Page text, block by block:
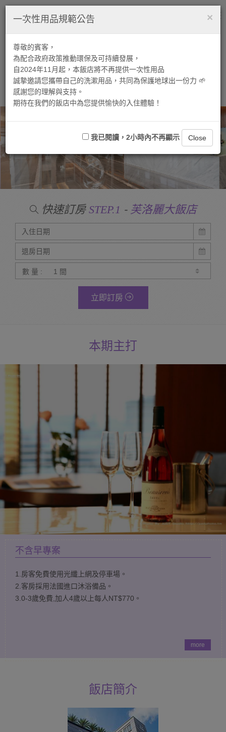
繁中
快速訂房 STEP.1 - 芙洛麗大飯店
數 量 :
立即訂房
本期主打
不含早專案
1.房客免費使用光纖上網及停車場。
2.客房採用法國進口沐浴備品。
3.0-3歲免費,加人4歲以上每人NT$770。
more
飯店簡介
×
一次性用品規範公告
尊敬的賓客，
為配合政府政策推動環保及可持續發展，
自2024年11月起，本飯店將不再提供一次性用品
誠摯邀請您攜帶自己的洗漱用品，共同為保護地球出一份力 🌱
感謝您的理解與支持。
期待在我們的飯店中為您提供愉快的入住體驗！
我已閱讀，2小時內不再顯示 Close